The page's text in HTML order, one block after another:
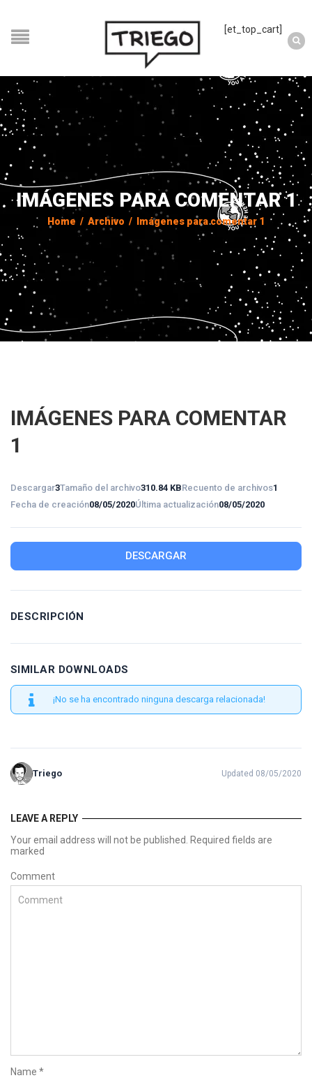
[et_top_cart]
IMÁGENES PARA COMENTAR 1
Home / Archivo / Imágenes para comentar 1
IMÁGENES PARA COMENTAR
1
Descargar3Tamaño del archivo310.84 KBRecuento de archivos1
Fecha de creación08/05/2020Última actualización08/05/2020
DESCARGAR
DESCRIPCIÓN
SIMILAR DOWNLOADS
¡No se ha encontrado ninguna descarga relacionada!
Triego Updated 08/05/2020
LEAVE A REPLY
Your email address will not be published. Required fields are
marked
Comment
Name *